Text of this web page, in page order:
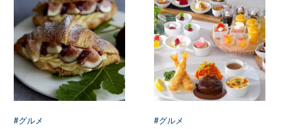
#グルメ #グルメ